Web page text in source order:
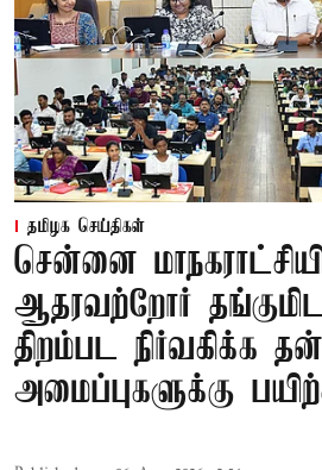
தமிழக செய்திகள்
சென்னை
ஆதரவற்றோர்
திறம்பட நிர்வகிக்க
அமைப்புகளுக்கு